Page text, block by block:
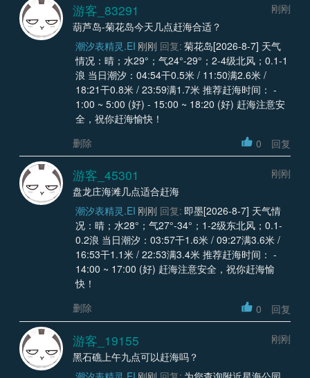
游客_83291
刚刚
葫芦岛-菊花岛今天几点赶海合适？
潮汐表精灵.EI 刚刚 回复: 菊花岛[2026-8-7] 天气
情况：晴；水29°；气24°-29°；2-4级北风；0.1-1
浪 当日潮汐：04:54干0.5米 / 11:50满2.6米 /
18:21干0.8米 / 23:59满1.7米 推荐赶海时间： -
1:00 ~ 5:00 (好) - 15:00 ~ 18:20 (好) 赶海注意安
全，祝你赶海愉快！
删除
0 回复
游客_45301
刚刚
盘龙庄海滩几点适合赶海
潮汐表精灵.EI 刚刚 回复: 即墨[2026-8-7] 天气情
况：晴；水28°；气27°-34°；1-2级东北风；0.1-
0.2浪 当日潮汐：03:57干1.6米 / 09:27满3.6米 /
16:53干1.1米 / 22:53满3.4米 推荐赶海时间： -
14:00 ~ 17:00 (好) 赶海注意安全，祝你赶海愉
快！
删除
0 回复
游客_19155
刚刚
黑石礁上午九点可以赶海吗？